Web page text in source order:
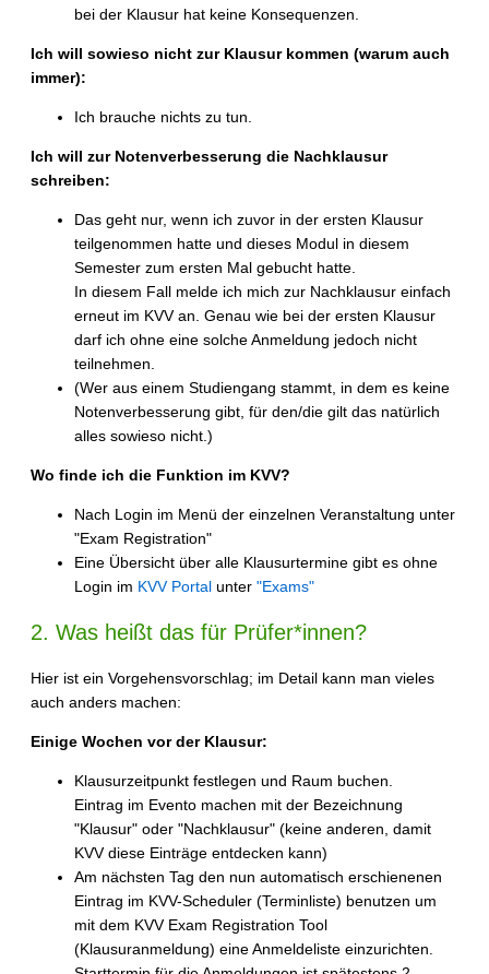
bei der Klausur hat keine Konsequenzen.
Ich will sowieso nicht zur Klausur kommen (warum auch
immer):
Ich brauche nichts zu tun.
Ich will zur Notenverbesserung die Nachklausur
schreiben:
Das geht nur, wenn ich zuvor in der ersten Klausur
teilgenommen hatte und dieses Modul in diesem
Semester zum ersten Mal gebucht hatte.
In diesem Fall melde ich mich zur Nachklausur einfach
erneut im KVV an. Genau wie bei der ersten Klausur
darf ich ohne eine solche Anmeldung jedoch nicht
teilnehmen.
(Wer aus einem Studiengang stammt, in dem es keine
Notenverbesserung gibt, für den/die gilt das natürlich
alles sowieso nicht.)
Wo finde ich die Funktion im KVV?
Nach Login im Menü der einzelnen Veranstaltung unter
"Exam Registration"
Eine Übersicht über alle Klausurtermine gibt es ohne
Login im KVV Portal unter "Exams"
2. Was heißt das für Prüfer*innen?
Hier ist ein Vorgehensvorschlag; im Detail kann man vieles
auch anders machen:
Einige Wochen vor der Klausur:
Klausurzeitpunkt festlegen und Raum buchen.
Eintrag im Evento machen mit der Bezeichnung
"Klausur" oder "Nachklausur" (keine anderen, damit
KVV diese Einträge entdecken kann)
Am nächsten Tag den nun automatisch erschienenen
Eintrag im KVV-Scheduler (Terminliste) benutzen um
mit dem KVV Exam Registration Tool
(Klausuranmeldung) eine Anmeldeliste einzurichten.